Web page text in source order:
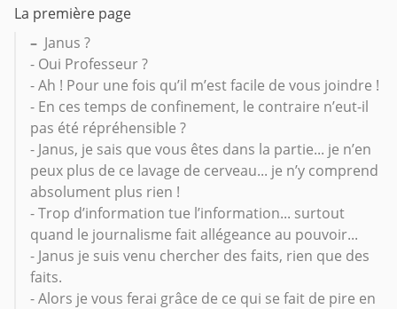
La première page
– Janus ?
- Oui Professeur ?
- Ah ! Pour une fois qu’il m’est facile de vous joindre !
- En ces temps de confinement, le contraire n’eut-il
pas été répréhensible ?
- Janus, je sais que vous êtes dans la partie... je n’en
peux plus de ce lavage de cerveau... je n’y comprend
absolument plus rien !
- Trop d’information tue l’information... surtout
quand le journalisme fait allégeance au pouvoir...
- Janus je suis venu chercher des faits, rien que des
faits.
- Alors je vous ferai grâce de ce qui se fait de pire en